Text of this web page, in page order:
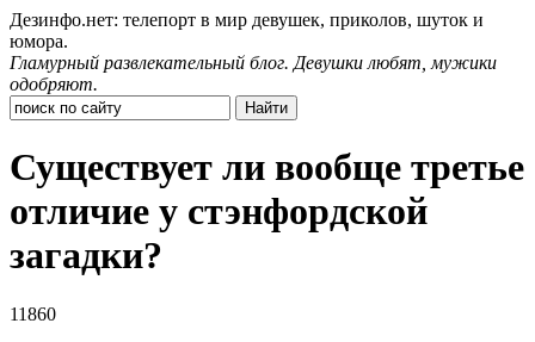
Дезинфо.нет: телепорт в мир девушек, приколов, шуток и
юмора.
Гламурный развлекательный блог. Девушки любят, мужики
одобряют.
Существует ли вообще третье
отличие у стэнфордской
загадки?
11860